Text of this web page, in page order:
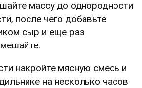
массу до однородности
после чего добавьте
сыр и еще раз
накройте мясную смесь и
на несколько часов